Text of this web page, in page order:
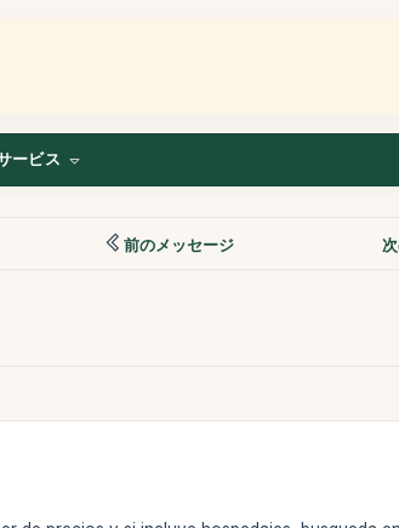
ービス
前のメッセージ